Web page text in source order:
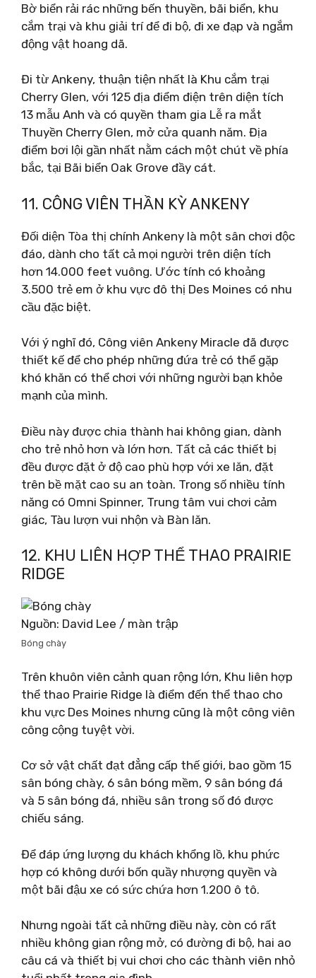
Bờ biển rải rác những bến thuyền, bãi biển, khu
cắm trại và khu giải trí để đi bộ, đi xe đạp và ngắm
động vật hoang dã.
Đi từ Ankeny, thuận tiện nhất là Khu cắm trại
Cherry Glen, với 125 địa điểm điện trên diện tích
13 mẫu Anh và có quyền tham gia Lễ ra mắt
Thuyền Cherry Glen, mở cửa quanh năm. Địa
điểm bơi lội gần nhất nằm cách một chút về phía
bắc, tại Bãi biển Oak Grove đầy cát.
11. CÔNG VIÊN THẦN KỲ ANKENY
Đối diện Tòa thị chính Ankeny là một sân chơi độc
đáo, dành cho tất cả mọi người trên diện tích
hơn 14.000 feet vuông. Ước tính có khoảng
3.500 trẻ em ở khu vực đô thị Des Moines có nhu
cầu đặc biệt.
Với ý nghĩ đó, Công viên Ankeny Miracle đã được
thiết kế để cho phép những đứa trẻ có thể gặp
khó khăn có thể chơi với những người bạn khỏe
mạnh của mình.
Điều này được chia thành hai không gian, dành
cho trẻ nhỏ hơn và lớn hơn. Tất cả các thiết bị
đều được đặt ở độ cao phù hợp với xe lăn, đặt
trên bề mặt cao su an toàn. Trong số nhiều tính
năng có Omni Spinner, Trung tâm vui chơi cảm
giác, Tàu lượn vui nhộn và Bàn lăn.
12. KHU LIÊN HỢP THỂ THAO PRAIRIE
RIDGE
Nguồn: David Lee / màn trập
Bóng chày
Trên khuôn viên cảnh quan rộng lớn, Khu liên hợp
thể thao Prairie Ridge là điểm đến thể thao cho
khu vực Des Moines nhưng cũng là một công viên
công cộng tuyệt vời.
Cơ sở vật chất đạt đẳng cấp thế giới, bao gồm 15
sân bóng chày, 6 sân bóng mềm, 9 sân bóng đá
và 5 sân bóng đá, nhiều sân trong số đó được
chiếu sáng.
Để đáp ứng lượng du khách khổng lồ, khu phức
hợp có không dưới bốn quầy nhượng quyền và
một bãi đậu xe có sức chứa hơn 1.200 ô tô.
Nhưng ngoài tất cả những điều này, còn có rất
nhiều không gian rộng mở, có đường đi bộ, hai ao
câu cá và thiết bị vui chơi cho các thành viên nhỏ